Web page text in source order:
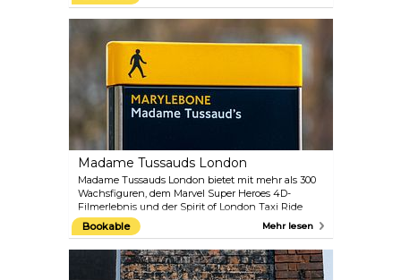
Aquarellen von Künstlern wie John Constable bis
hin zu ikonischen Modekreationen von Vivienne
Westwood. Erkunden Sie die Dauerausstellung oder
besuchen Sie eine der beliebten
Wechselausstellungen des Museums, die Weltklasse
sind. Halten Sie Ausschau nach den skurrilen
Friday Lates-Veranstaltungen, die jeden letzten
Freitag im Monat stattfinden.
Madame Tussauds London
Madame Tussauds London bietet mit mehr als 300
Wachsfiguren, dem Marvel Super Heroes 4D-
Filmerlebnis und der Spirit of London Taxi Ride
eine Menge Unterhaltung. Die unheimlich
lebensechten Wachsfiguren berühmter (und
berüchtigter) Persönlichkeiten aus der Geschichte
sind das offensichtliche Highlight. Von Johnny
Depp und One Direction bis hin zu Muhammad Ali
Bookable Mehr lesen